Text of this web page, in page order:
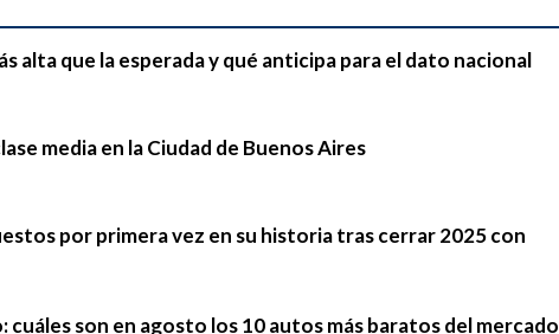
alta que la esperada y qué anticipa para el dato nacional
media en la Ciudad de Buenos Aires
por primera vez en su historia tras cerrar 2025 con
cuáles son en agosto los 10 autos más baratos del mercado